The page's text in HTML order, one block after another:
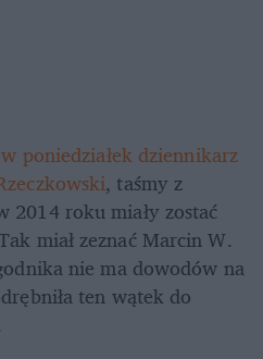
w poniedziałek dziennikarz
, taśmy z
2014 roku miały zostać
miał zeznać Marcin W.
nie ma dowodów na
ten wątek do